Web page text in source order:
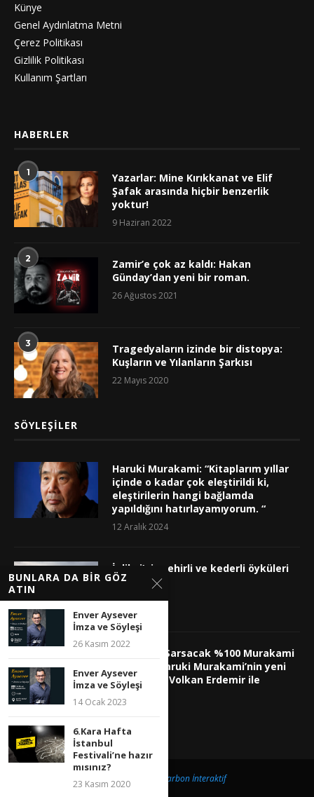
Künye
Genel Aydınlatma Metni
Çerez Politikası
Gizlilik Politikası
Kullanım Şartları
HABERLER
1
Yazarlar: Mine Kırıkkanat ve Elif
Şafak arasında hiçbir benzerlik
yoktur!
9 Haziran 2022
2
Zamir’e çok az kaldı: Hakan
Günday’dan yeni bir roman.
26 Ağustos 2021
3
Tragedyaların izinde bir distopya:
Kuşların ve Yılanların Şarkısı
22 Mayıs 2020
SÖYLEŞILER
Haruki Murakami: “Kitaplarım yıllar
içinde o kadar çok eleştirildi ki,
eleştirilerin hangi bağlamda
yapıldığını hatırlayamıyorum. “
12 Aralık 2024
İplikçi’nin şehirli ve kederli öyküleri
2 Ekim 2023
Ruhunuzu Sarsacak %100 Murakami
Dünyası: Haruki Murakami’nin yeni
kitabını Ali Volkan Erdemir ile
konuştuk!
@2019 - Uygulama Carbon İnteraktif
BUNLARA DA BIR GÖZ
ATIN
Enver Aysever
İmza ve Söyleşi
26 Kasım 2022
Enver Aysever
İmza ve Söyleşi
14 Ocak 2023
6.Kara Hafta
İstanbul
Festivali’ne hazır
mısınız?
23 Kasım 2020